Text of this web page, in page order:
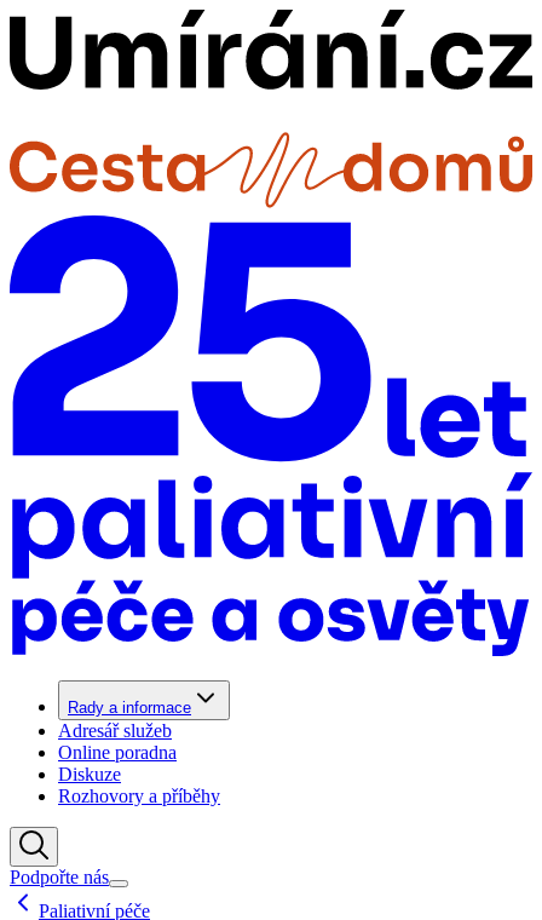
Rady a informace
Adresář služeb
Online poradna
Diskuze
Rozhovory a příběhy
Podpořte nás
Paliativní péče